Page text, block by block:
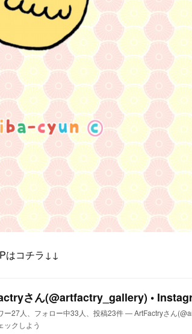
はコチラ↓↓
さん(@artfactry_gallery) •
ー27人、フォロー中33人、投稿23件 ― ArtFactryさん
ックしよう